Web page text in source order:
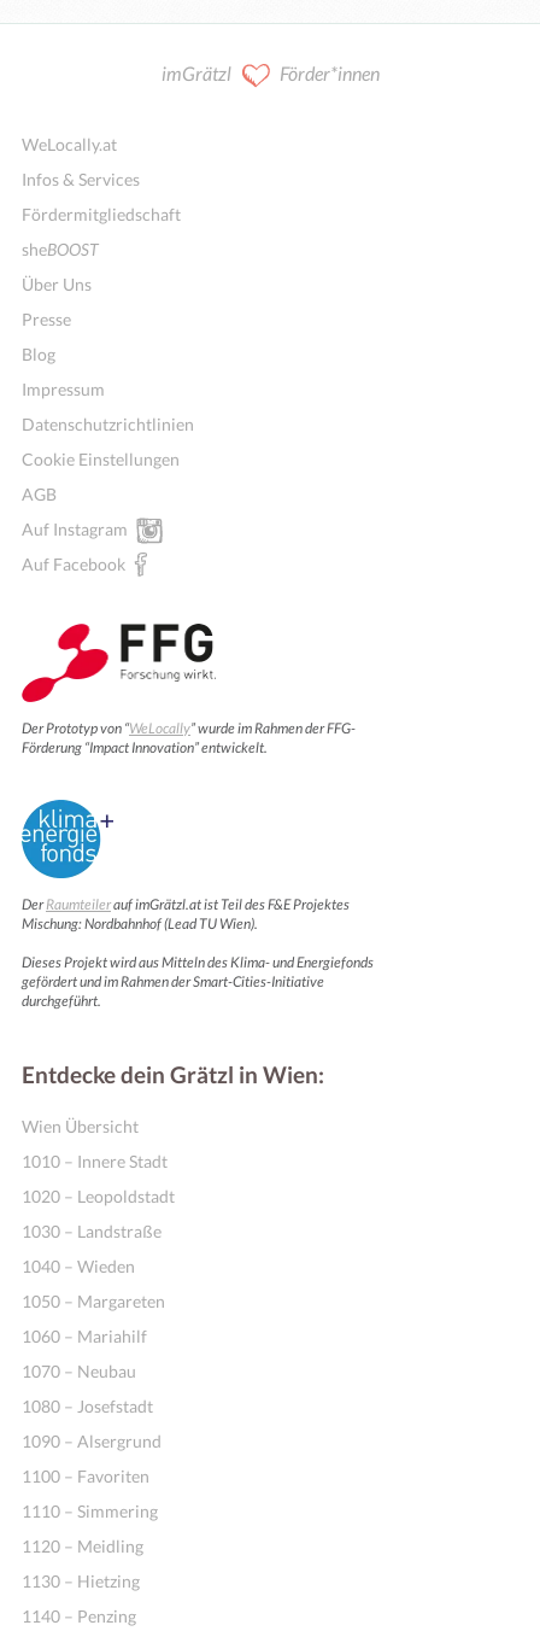
imGrätzl Förder*innen
WeLocally.at
Infos & Services
Fördermitgliedschaft
sheBOOST
Über Uns
Presse
Blog
Impressum
Datenschutzrichtlinien
Cookie Einstellungen
AGB
Auf Instagram
Auf Facebook
Der Prototyp von “WeLocally” wurde im Rahmen der FFG-
Förderung “Impact Innovation” entwickelt.
DerRaumteilerauf imGrätzl.at ist Teil des F&E Projektes
Mischung: Nordbahnhof (Lead TU Wien).
Dieses Projekt wird aus Mitteln des Klima- und Energiefonds
gefördert und im Rahmen der Smart-Cities-Initiative
durchgeführt.
Entdecke dein Grätzl in Wien:
Wien Übersicht
1010 – Innere Stadt
1020 – Leopoldstadt
1030 – Landstraße
1040 – Wieden
1050 – Margareten
1060 – Mariahilf
1070 – Neubau
1080 – Josefstadt
1090 – Alsergrund
1100 – Favoriten
1110 – Simmering
1120 – Meidling
1130 – Hietzing
1140 – Penzing